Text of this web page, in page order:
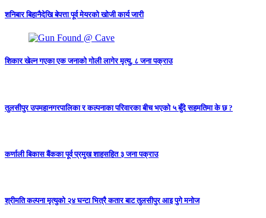
शनिबार बिहानैदेखि बेपत्ता पूर्व मेयरको खोजी कार्य जारी
शिकार खेल्न गएका एक जनाको गोली लागेर मृत्यु, ८ जना पक्राउ
तुलसीपुर उपमहानगरपालिका र कल्पनाका परिवारका बीच भएको ५ बुँदे सहमतिमा के छ ?
कर्णाली बिकास बैंकका पूर्व प्रमुख शाहसहित ३ जना पक्राउ
श्रीमति कल्पना मृत्युको २४ घन्टा भित्रै कतार बाट तुलसीपुर आइ पुगे मनोज